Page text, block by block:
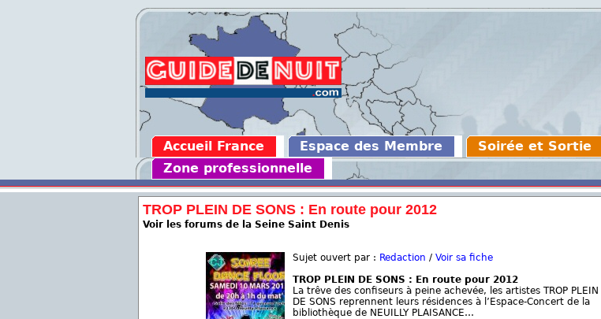
Accueil France Espace des Membre Soirée et Sortie
Zone professionnelle
TROP PLEIN DE SONS : En route pour 2012
Voir les forums de la Seine Saint Denis
Sujet ouvert par : Redaction / Voir sa fiche
TROP PLEIN DE SONS : En route pour 2012
La trêve des confiseurs à peine achevée, les artistes TROP PLEIN
DE SONS reprennent leurs résidences à l’Espace-Concert de la
bibliothèque de NEUILLY PLAISANCE…